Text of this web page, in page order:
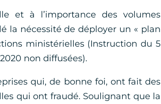
et à l’importance des volumes
la nécessité de déployer un « plan
ministérielles (Instruction du 5
non diffusées).
qui, de bonne foi, ont fait des
qui ont fraudé. Soulignant que la